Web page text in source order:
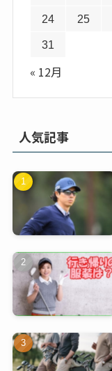
24 25
31
« 12月
人気記事